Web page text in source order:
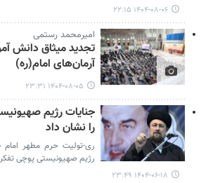
۱۴۰۴-۰۸-۰۶ ۲۲:۱۵
امیرمحمد رستمی
تجدید میثاق دانش
آرمان‌های امام(ره)
۱۴۰۴-۰۸-۰۵ ۲۳:۳۱
جنایات رژیم
را نشان داد
ری-تولیت حرم مطهر
رژیم صهیونیستی پوچی
۱۴۰۴-۰۶-۱۸ ۲۳:۴۹